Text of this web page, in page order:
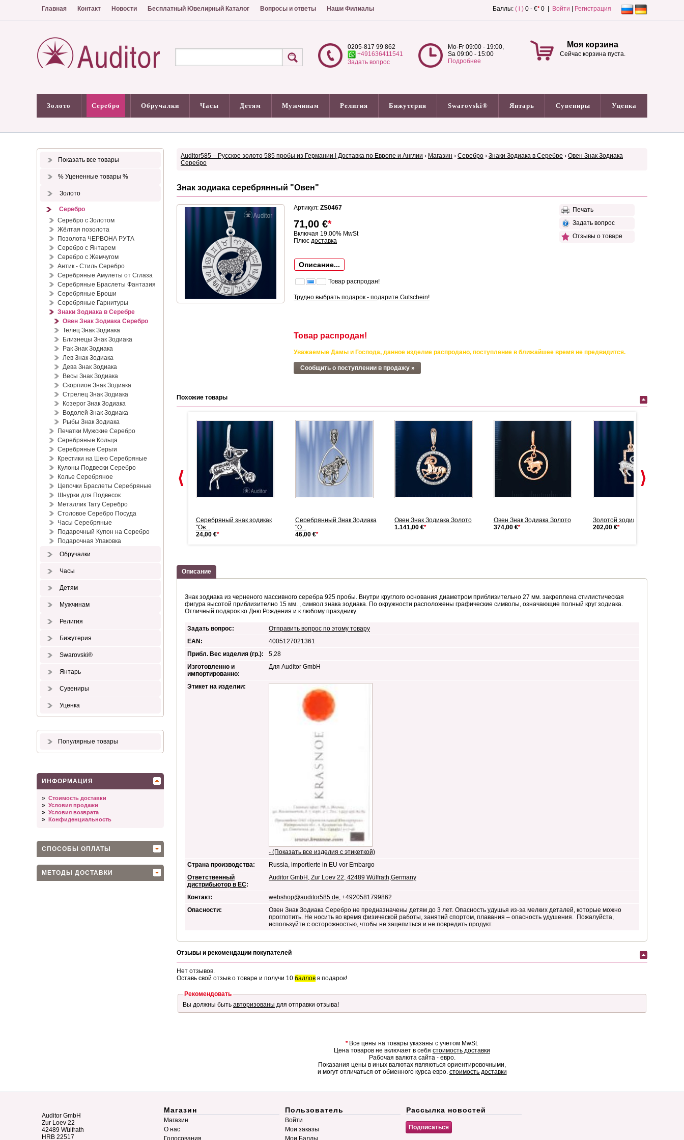
Главная Контакт Новости Бесплатный Ювелирный Каталог Вопросы и ответы Наши Филиалы Баллы: ( i ) 0 - €*0 | Войти Регистрация
0205-817 99 862
+491636411541
Задать вопрос
Mo-Fr 09:00 - 19:00,
Sa 09:00 - 15:00
Подробнее
Моя корзина
Сейчас корзина пуста.
Золото Серебро Обручалки Часы Детям Мужчинам Религия Бижутерия Swarovski® Янтарь Сувениры Уценка
Показать все товары
% Уцененные товары %
Золото
Серебро
Серебро с Золотом
Жёлтая позолота
Позолота ЧЕРВОНА РУТА
Серебро с Янтарем
Серебро с Жемчугом
Антик - Стиль Серебро
Серебряные Амулеты от Сглаза
Серебряные Браслеты Фантазия
Серебряные Броши
Серебряные Гарнитуры
Знаки Зодиака в Серебре
Овен Знак Зодиака Серебро
Телец Знак Зодиака
Близнецы Знак Зодиака
Рак Знак Зодиака
Лев Знак Зодиака
Дева Знак Зодиака
Весы Знак Зодиака
Скорпион Знак Зодиака
Стрелец Знак Зодиака
Козерог Знак Зодиака
Водолей Знак Зодиака
Рыбы Знак Зодиака
Печатки Мужские Серебро
Серебряные Кольца
Серебряные Серьги
Крестики на Шею Серебряные
Кулоны Подвески Серебро
Колье Серебряное
Цепочки Браслеты Серебряные
Шнурки для Подвесок
Металлик Тату Серебро
Столовое Серебро Посуда
Часы Серебряные
Подарочный Купон на Серебро
Подарочная Упаковка
Обручалки
Часы
Детям
Мужчинам
Религия
Бижутерия
Swarovski®
Янтарь
Сувениры
Уценка
Популярные товары
ИНФОРМАЦИЯ
» Стоимость доставки
» Условия продажи
» Условия возврата
» Конфиденциальность
СПОСОБЫ ОПЛАТЫ
МЕТОДЫ ДОСТАВКИ
Auditor585 – Русское золото 585 пробы из Германии | Доставка по Европе и Англии › Магазин › Серебро › Знаки Зодиака в Серебре › Овен Знак Зодиака
Серебро
Знак зодиака серебрянный "Овен"
Артикул: ZS0467
71,00 €*
Включая 19.00% MwSt
Плюс доставка
Описание...
Товар распродан!
Трудно выбрать подарок - подарите Gutschein!
Печать
Задать вопрос
Отзывы о товаре
Товар распродан!
Уважаемые Дамы и Господа, данное изделие распродано, поступление в ближайшее время не предвидится.
Сообщить о поступлении в продажу »
Похожие товары
зодиака золотой Овен
Знак зодиака золотой Овен
Серебряный знак зодикак
"Ов...
24,00 €*
Серебрянный Знак Зодиака
"О...
46,00 €*
Овен Знак Зодиака Золото
1.141,00 €*
Овен Знак Зодиака Золото
374,00 €*
Золотой зодиак Овен
202,00 €*
Описание
Знак зодиака из черненого массивного серебра 925 пробы. Внутри круглого основания диаметром приблизительно 27 мм. закреплена стилистическая
фигура высотой приблизително 15 мм. , символ знака зодиака. По окружности расположены графические символы, означающие полный круг зодиака.
Отличный подарок ко Дню Рождения и к любому празднику.
Задать вопрос:
Отправить вопрос по этому товару
EAN:
4005127021361
Прибл. Вес изделия (гр.):
5,28
Изготовленно и
импортированно:
Для Auditor GmbH
Этикет на изделии:
- (Показать все изделия с этикеткой)
Страна производства:
Russia, importierte in EU vor Embargo
Ответственный
дистрибьютор в ЕС:
Auditor GmbH, Zur Loev 22, 42489 Wülfrath,Germany
Контакт: webshop@auditor585.de, +4920581799862
Опасности:
Овен Знак Зодиака Серебро не предназначены детям до 3 лет. Опасность удушья из-за мелких деталей, которые можно
проглотить. Не носить во время физической работы, занятий спортом, плавания – опасность удушения. Пожалуйста,
используйте с осторожностью, чтобы не зацепиться и не повредить продукт.
Отзывы и рекомендации покупателей
Нет отзывов.
Оставь свой отзыв о товаре и получи 10 баллов в подарок!
Рекомендовать
Вы должны быть авторизованы для отправки отзыва!
*Все цены на товары указаны с учетом MwSt.
Цена товаров не включает в себя стоимость доставки
Рабочая валюта сайта - евро.
Показания цены в иных валютах являються ориентировочными,
и могут отличаться от обменного курса евро. стоимость доставки
Auditor GmbH
Zur Loev 22
42489 Wülfrath
HRB 22517
Магазин
Магазин
О нас
Голосования
Пользователь
Войти
Мои заказы
Мои Баллы
Рассылка новостей